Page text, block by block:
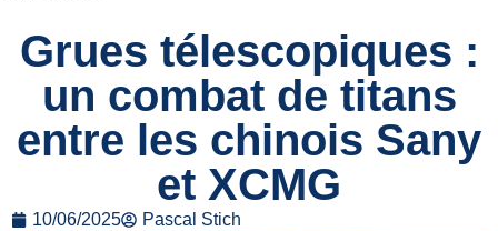
Grues télescopiques :
un combat de titans
entre les chinois Sany
et XCMG
10/06/2025 Pascal Stich